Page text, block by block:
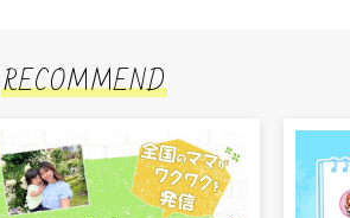
RECOMMEND